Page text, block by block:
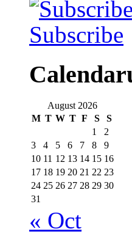
Subscribe
August 2026
M T W T F S
S
1
2
3
4 5 6 7 8
9
10 11 12 13 14 15 16
17 18 19 20 21 22 23
24 25 26 27 28 29 30
31
« Oct